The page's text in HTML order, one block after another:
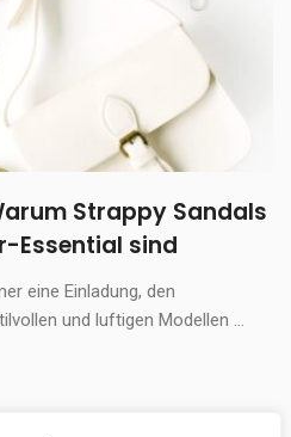
Strappy Sandals
Essential sind
eine Einladung, den
und luftigen Modellen ...